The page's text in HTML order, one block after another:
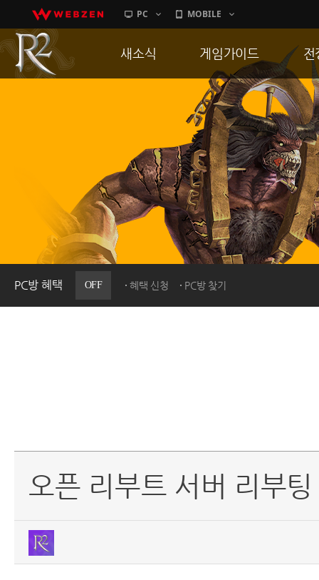
PC MOBILE
PC방 혜택 OFF 혜택 신청 PC방 찾기
새소식
이벤트
히스토리
PC방으로간다
게임가이드
게임 특징
서버가이드
신병훈련소
세부가이드
통합보급센터
전
통
공
오픈 리부트 서버 리부